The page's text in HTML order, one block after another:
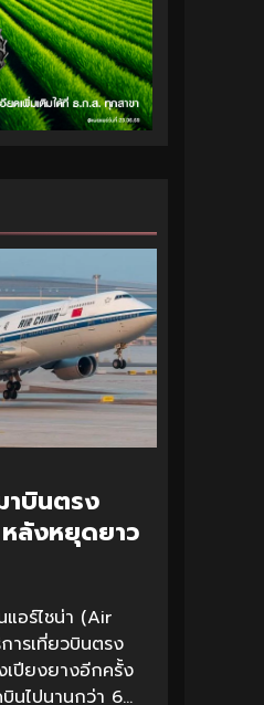
าบินตรง
ลังหยุดยาว
แอร์ไชน่า (Air
ารเที่ยวบินตรง
เปียงยางอีกครั้ง
ไปนานกว่า 6...